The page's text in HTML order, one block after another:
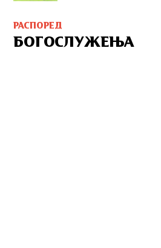
РАСПОРЕД
БОГОСЛУЖЕЊА